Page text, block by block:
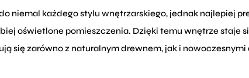
niemal każdego stylu wnętrzarskiego, jednak najlepiej
oświetlone pomieszczenia. Dzięki temu wnętrze
się zarówno z naturalnym drewnem, jak i
podczas urządzania wnętrz. Dobrze komponują się z